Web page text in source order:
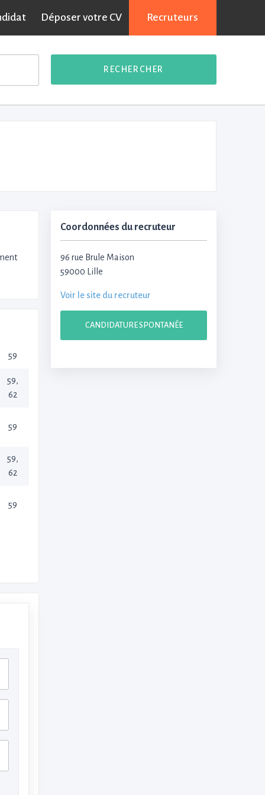
Déposer votre CV Recruteurs
RECHERCHER
59
59,
62
59
59,
62
59
Coordonnées du recruteur
96 rue Brule Maison
59000 Lille
Voir le site du recruteur
CANDIDATURE SPONTANÉE